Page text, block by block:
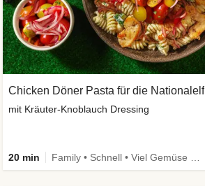
Chicken Döner Pasta für die Nationalelf
mit Kräuter-Knoblauch Dressing
20 min